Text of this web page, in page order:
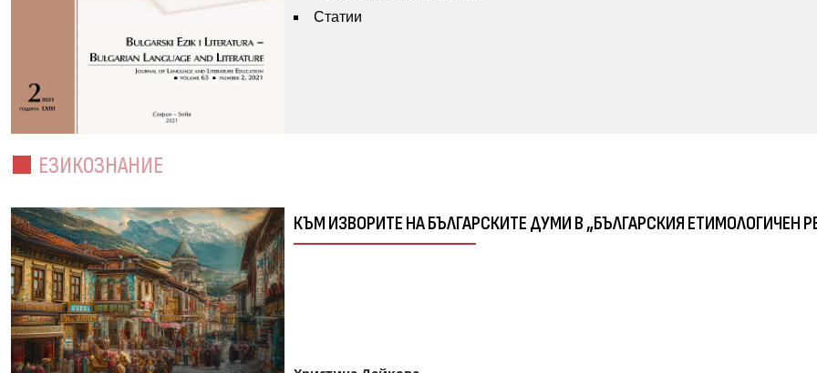
Статии
ЕЗИКОЗНАНИЕ
КЪМ ИЗВОРИТЕ НА БЪЛГАРСКИТЕ ДУМИ В „БЪЛГАРСКИЯ ЕТИМОЛОГИЧЕН